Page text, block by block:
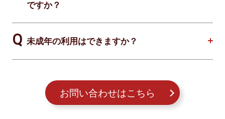
ですか？
未成年の利用はできますか？
お問い合わせはこちら